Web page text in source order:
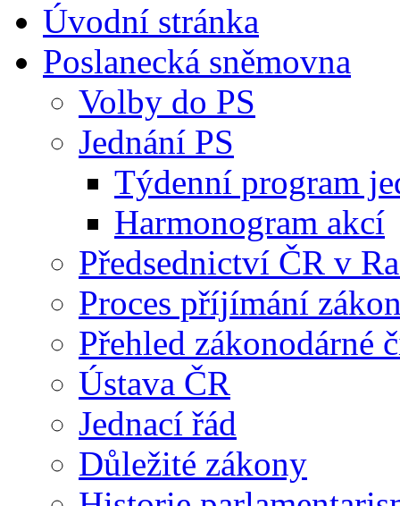
Úvodní stránka
Poslanecká sněmovna
Volby do PS
Jednání PS
Týdenní program
Harmonogram akcí
Předsednictví ČR v
Proces příjímání
Přehled zákonodárné
Ústava ČR
Jednací řád
Důležité zákony